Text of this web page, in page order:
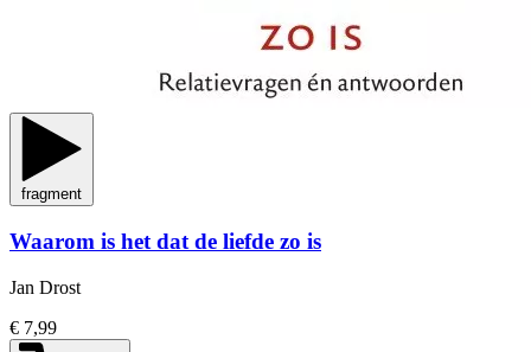
fragment
Waarom is het dat de liefde zo is
Jan Drost
€ 7,99